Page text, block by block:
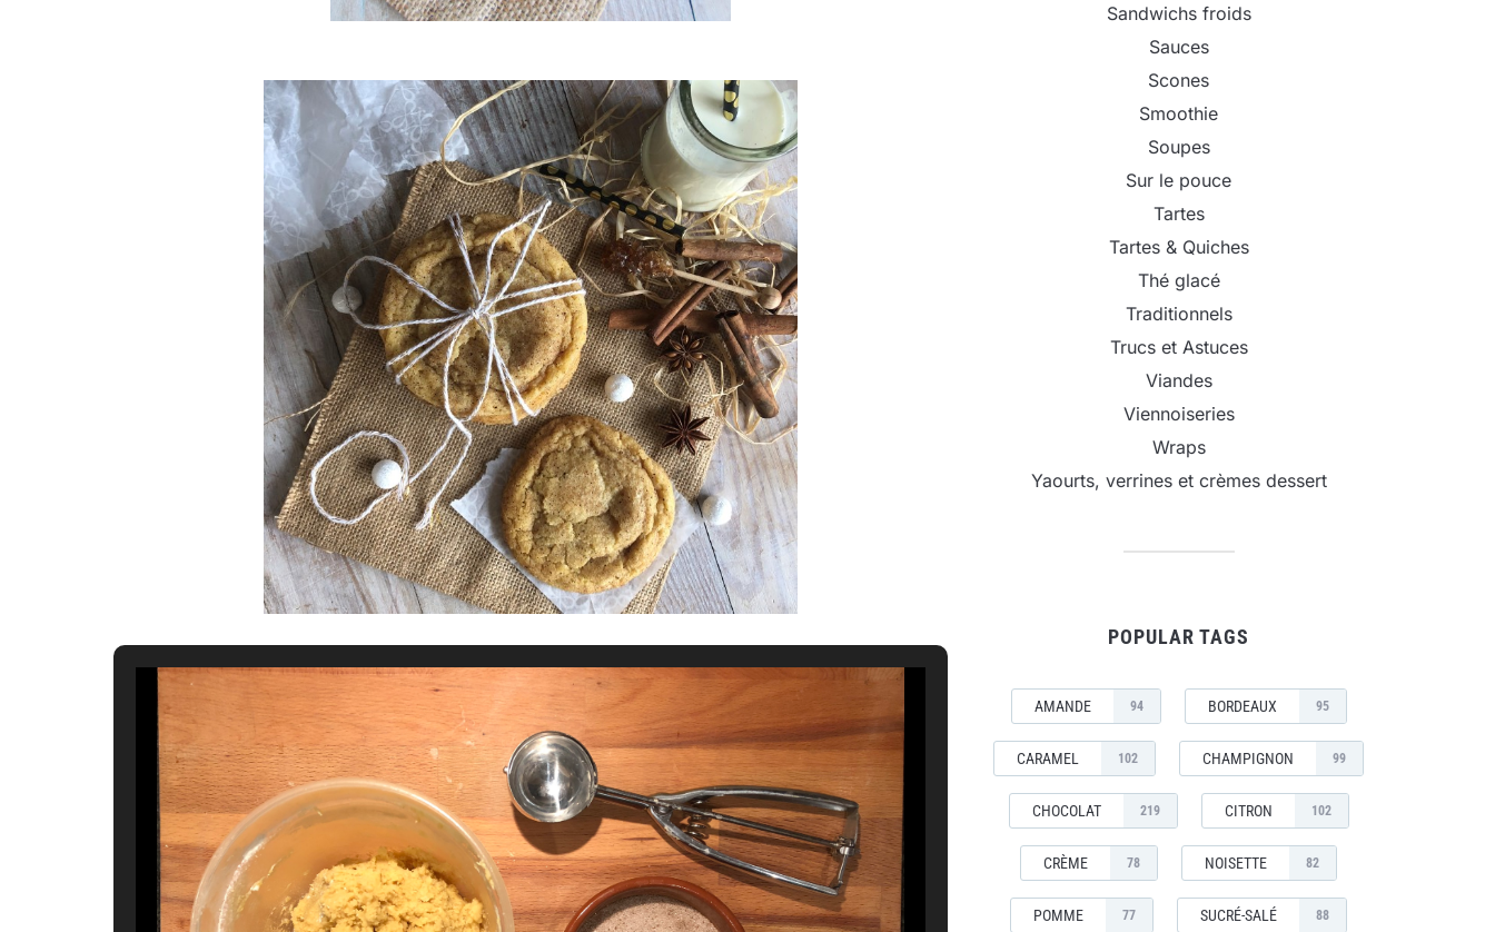
Sandwichs froids
Sauces
Scones
Smoothie
Soupes
Sur le pouce
Tartes
Tartes & Quiches
Thé glacé
Traditionnels
Trucs et Astuces
Viandes
Viennoiseries
Wraps
Yaourts, verrines et crèmes dessert
POPULAR TAGS
AMANDE 94 BORDEAUX 95
CARAMEL 102 CHAMPIGNON 99
CHOCOLAT 219 CITRON 102
CRÈME 78 NOISETTE 82
POMME 77 SUCRÉ-SALÉ 88